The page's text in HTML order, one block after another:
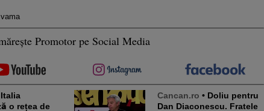
vama
Promotor pe Social Media
o rețea de
Cancan.ro • Doliu pentru
Dan Diaconescu. Fratele